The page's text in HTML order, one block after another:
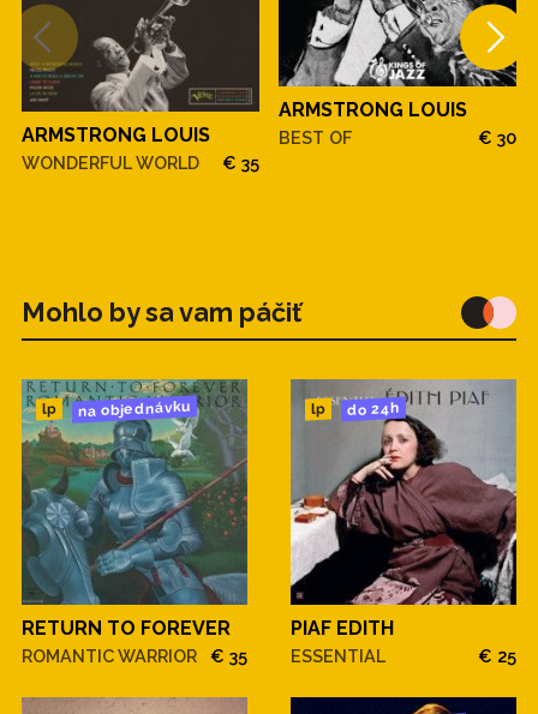
ARMSTRONG LOUIS
WONDERFUL WORLD € 35
ARMSTRONG LOUIS
BEST OF € 30
Mohlo by sa vam páčiť
lp na objednávku
RETURN TO FOREVER
ROMANTIC WARRIOR € 35
lp do 24h
PIAF EDITH
ESSENTIAL € 25